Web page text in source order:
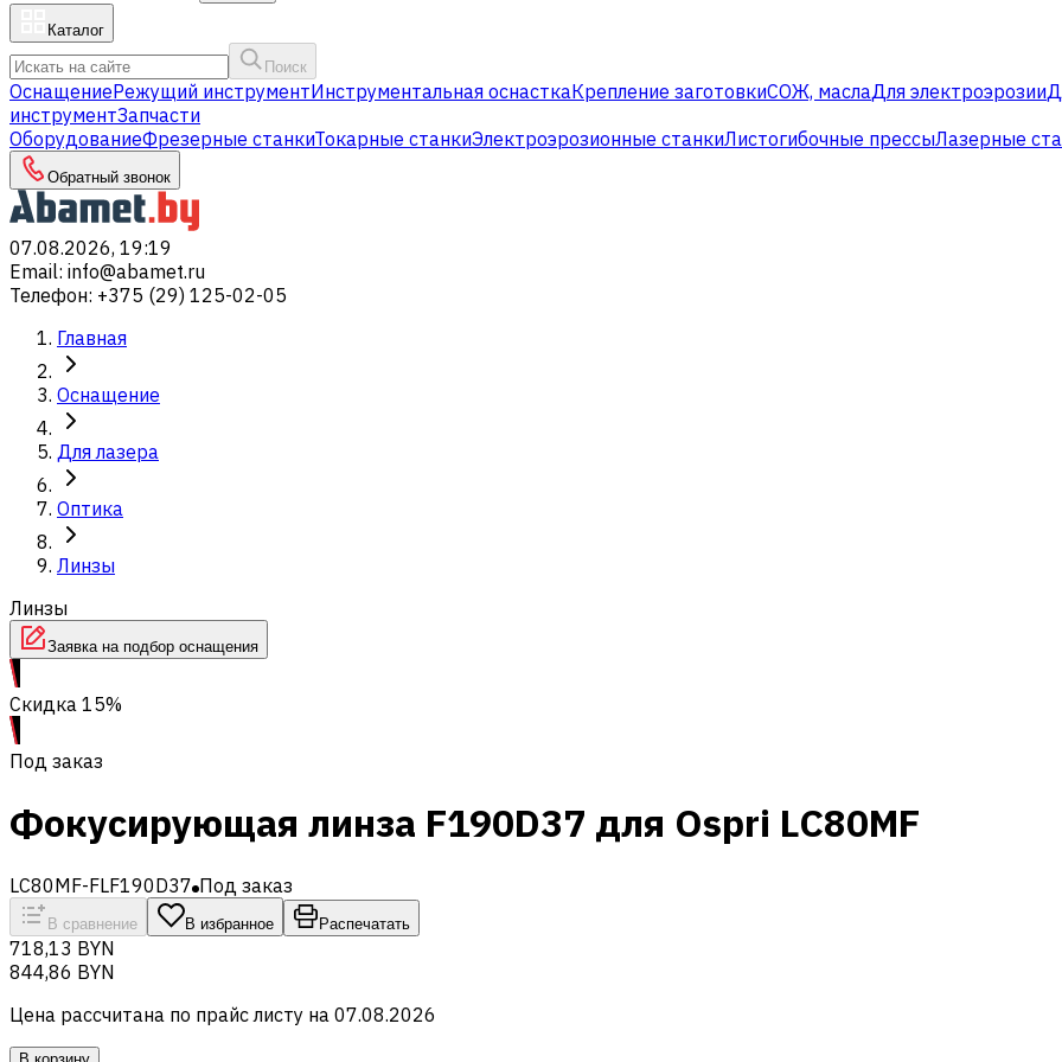
Каталог
Поиск
ОснащениеРежущий инструментИнструментальная оснасткаКрепление заготовкиСОЖ, маслаДля электроэрозии
инструментЗапчасти
ОборудованиеФрезерные станкиТокарные станкиЭлектроэрозионные станкиЛистогибочные прессыЛазерные
Обратный звонок
07.08.2026, 19:19
Email: info@abamet.ru
Телефон: +375 (29) 125-02-05
Главная
Оснащение
Для лазера
Оптика
Линзы
Линзы
Заявка на подбор оснащения
Скидка 15%
Под заказ
Фокусирующая линза F190D37 для Ospri LC80MF
LC80MF-FLF190D37 Под заказ
В сравнение В избранное Распечатать
718,13 BYN
844,86 BYN
Цена рассчитана по прайс листу на 07.08.2026